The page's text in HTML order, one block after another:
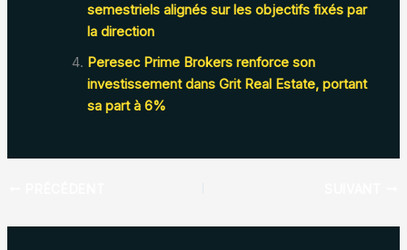
semestriels alignés sur les objectifs fixés par
la direction
Peresec Prime Brokers renforce son
investissement dans Grit Real Estate, portant
sa part à 6%